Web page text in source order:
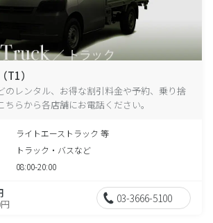
T1）
のレンタル、お得な割引料金や予約、乗り捨
らから各店舗にお電話ください。
ライトエーストラック 等
トラック・バスなど
08:00-20:00
03-3666-5100